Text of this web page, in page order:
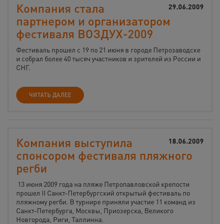
29.06.2009
Компания стала
партнером и организатором
фестиваля ВОЗДУХ-2009
Фестиваль прошел с 19 по 21 июня в городе Петрозаводске
и собрал более 40 тысяч участников и зрителей из России и
СНГ.
ЧИТАТЬ ДАЛЕЕ
18.06.2009
Компания выступила
спонсором фестиваля пляжного
регби
13 июня 2009 года на пляже Петропавловской крепости
прошел II Санкт-Петербургский открытый фестиваль по
пляжному регби. В турнире приняли участие 11 команд из
Санкт-Петербурга, Москвы, Приозерска, Великого
Новгорода, Риги, Таллинна.